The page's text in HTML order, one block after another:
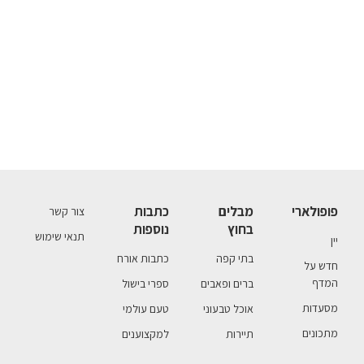
פופולארי
יין
חדש על
המדף
מסעדות
מתכונים
מבלים
בחוץ
בתי קפה
ברים ופאבים
אוכל טבעוני
תיירות
כתבות
נוספות
כתבות אורח
ספרי בישול
טעם עולמי
למקצוענים
צור קשר
תנאי שימוש